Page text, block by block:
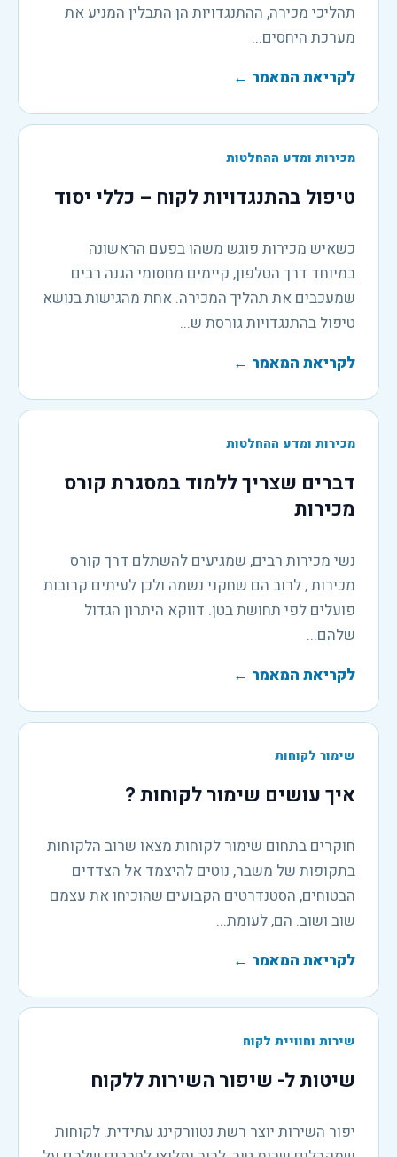
תהליכי מכירה, ההתנגדויות הן התבלין המניע את
מערכת היחסים...
לקריאת המאמר ←
מכירות ומדע ההחלטות
טיפול בהתנגדויות לקוח – כללי יסוד
כשאיש מכירות פוגש משהו בפעם הראשונה
במיוחד דרך הטלפון, קיימים מחסומי הגנה רבים
שמעכבים את תהליך המכירה. אחת מהגישות בנושא
טיפול בהתנגדויות גורסת ש...
לקריאת המאמר ←
מכירות ומדע ההחלטות
דברים שצריך ללמוד במסגרת קורס
מכירות
נשי מכירות רבים, שמגיעים להשתלם דרך קורס
מכירות , לרוב הם שחקני נשמה ולכן לעיתים קרובות
פועלים לפי תחושת בטן. דווקא היתרון הגדול
שלהם...
לקריאת המאמר ←
שימור לקוחות
איך עושים שימור לקוחות ?
חוקרים בתחום שימור לקוחות מצאו שרוב הלקוחות
בתקופות של משבר, נוטים להיצמד אל הצדדים
הבטוחים, הסטנדרטים הקבועים שהוכיחו את עצמם
שוב ושוב. הם, לעומת...
לקריאת המאמר ←
שירות וחוויית לקוח
שיטות ל- שיפור השירות ללקוח
יפור השירות יוצר רשת נטוורקינג עתידית. לקוחות